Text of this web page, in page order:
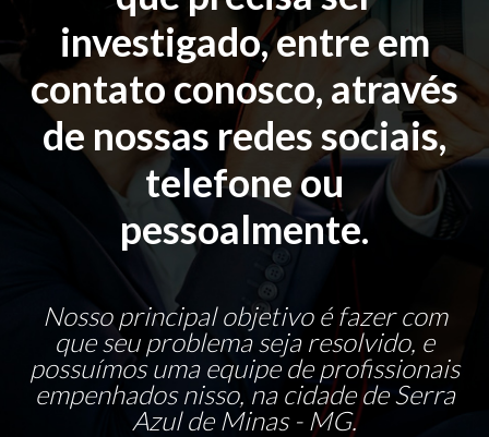
investigado, entre em
contato conosco, através
de nossas redes sociais,
telefone ou
pessoalmente.
Nosso principal objetivo é fazer com
que seu problema seja resolvido, e
possuímos uma equipe de profissionais
empenhados nisso, na cidade de Serra
Azul de Minas - MG.